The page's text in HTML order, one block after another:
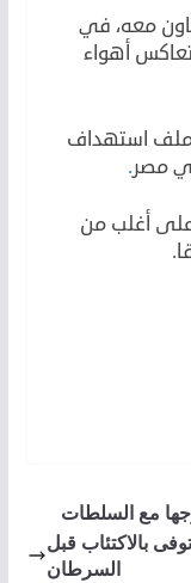
معه، في
أهواء
استهداف
مصر.
على أغلب من
مع السلطات
بالاكتئاب قبل
السرطان